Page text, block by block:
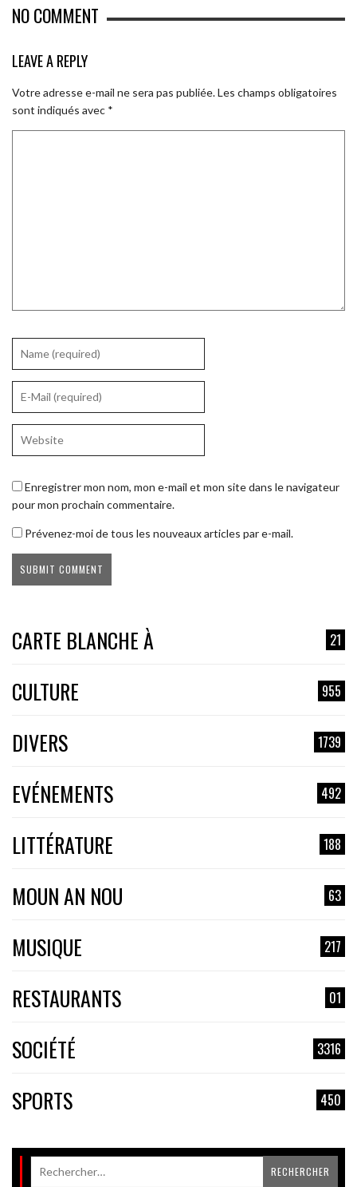
NO COMMENT
LEAVE A REPLY
Votre adresse e-mail ne sera pas publiée.Les champs obligatoires
sont indiqués avec *
Enregistrer mon nom, mon e-mail et mon site dans le navigateur
pour mon prochain commentaire.
Prévenez-moi de tous les nouveaux articles par e-mail.
CARTE BLANCHE À 21
CULTURE 955
DIVERS 1739
EVÉNEMENTS 492
LITTÉRATURE 188
MOUN AN NOU 63
MUSIQUE 217
RESTAURANTS 01
SOCIÉTÉ 3316
SPORTS 450